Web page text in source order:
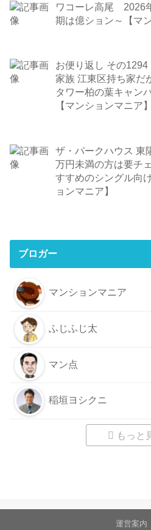
ワコーレ高尾 2026
期は億ション～【マ
お便り返し その
家族 江東区持ち家だ
タワー柏の葉キャン
【マンションマニア】
ザ・パークハウス
万円未満の方は要チ
すすめのシングル向
ョンマニア】
ブロガー
マンションマニア
ふじふじ太
マン点
稲垣ヨシクニ
もっと
運営案内